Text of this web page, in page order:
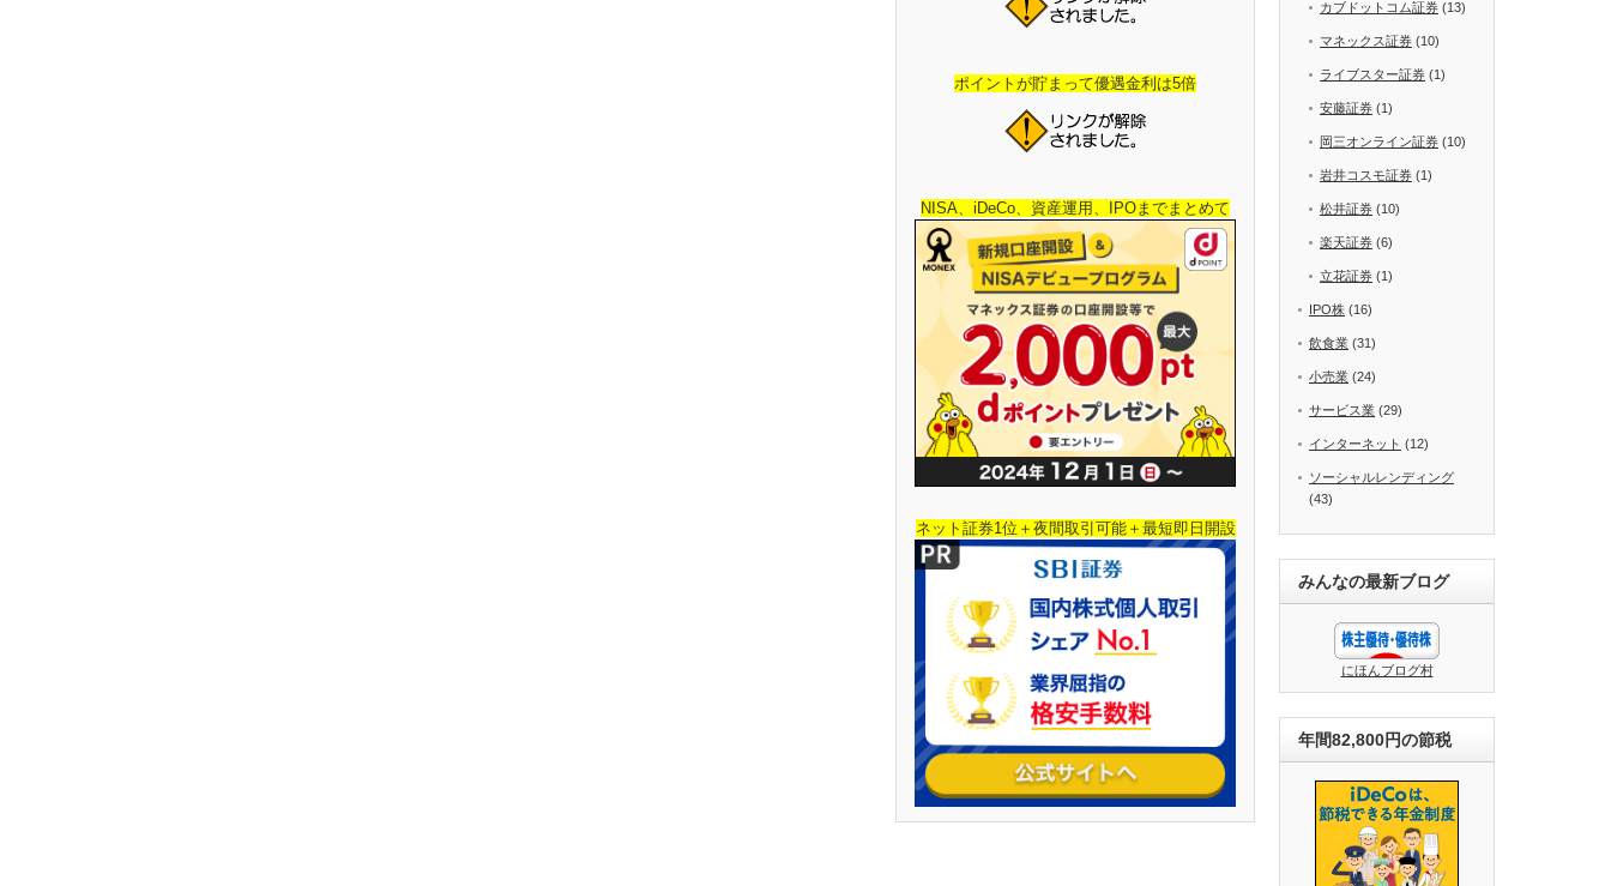
ポイントが貯まって優遇金利は5倍
NISA、iDeCo、資産運用、IPOまでまとめて
ネット証券1位＋夜間取引可能＋最短即日開設
カブドットコム証券 (13)
マネックス証券 (10)
ライブスター証券 (1)
安藤証券 (1)
岡三オンライン証券 (10)
岩井コスモ証券 (1)
松井証券 (10)
楽天証券 (6)
立花証券 (1)
IPO株 (16)
飲食業 (31)
小売業 (24)
サービス業 (29)
インターネット (12)
ソーシャルレンディング
(43)
みんなの最新ブログ
にほんブログ村
年間82,800円の節税